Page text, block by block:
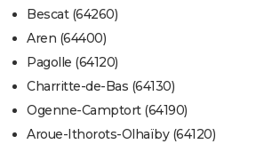
Bescat (64260)
Aren (64400)
Pagolle (64120)
Charritte-de-Bas (64130)
Ogenne-Camptort (64190)
Aroue-Ithorots-Olhaïby (64120)